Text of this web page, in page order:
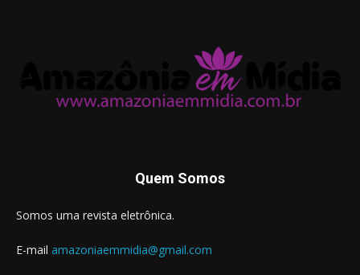
Quem Somos
Somos uma revista eletrônica.
E-mail amazoniaemmidia@gmail.com